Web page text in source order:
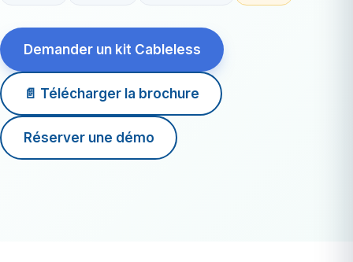
Demander un kit Cableless
📄 Télécharger la brochure
Réserver une démo
Quick bP
logiciel inclus